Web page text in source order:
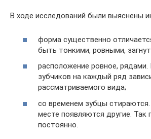
В ходе исследований были выяснены
форма существенно
быть тонкими, ровными,
расположение ровное, рядами.
зубчиков на каждый ряд
рассматриваемого вида;
со временем зубцы
месте появляются другие. Так
постоянно.